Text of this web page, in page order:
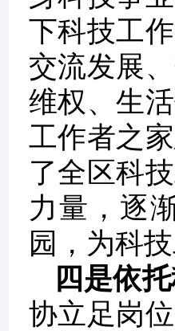
下科技工
交流发展
维权、生
工作者之
了全区科
力量，逐
园，为科
四是依
协立足岗